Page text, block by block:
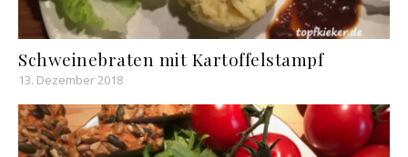
Schweinebraten mit Kartoffelstampf
13. Dezember 2018